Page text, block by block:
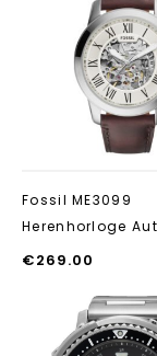
Fossil ME3099
Herenhorloge
€269.00